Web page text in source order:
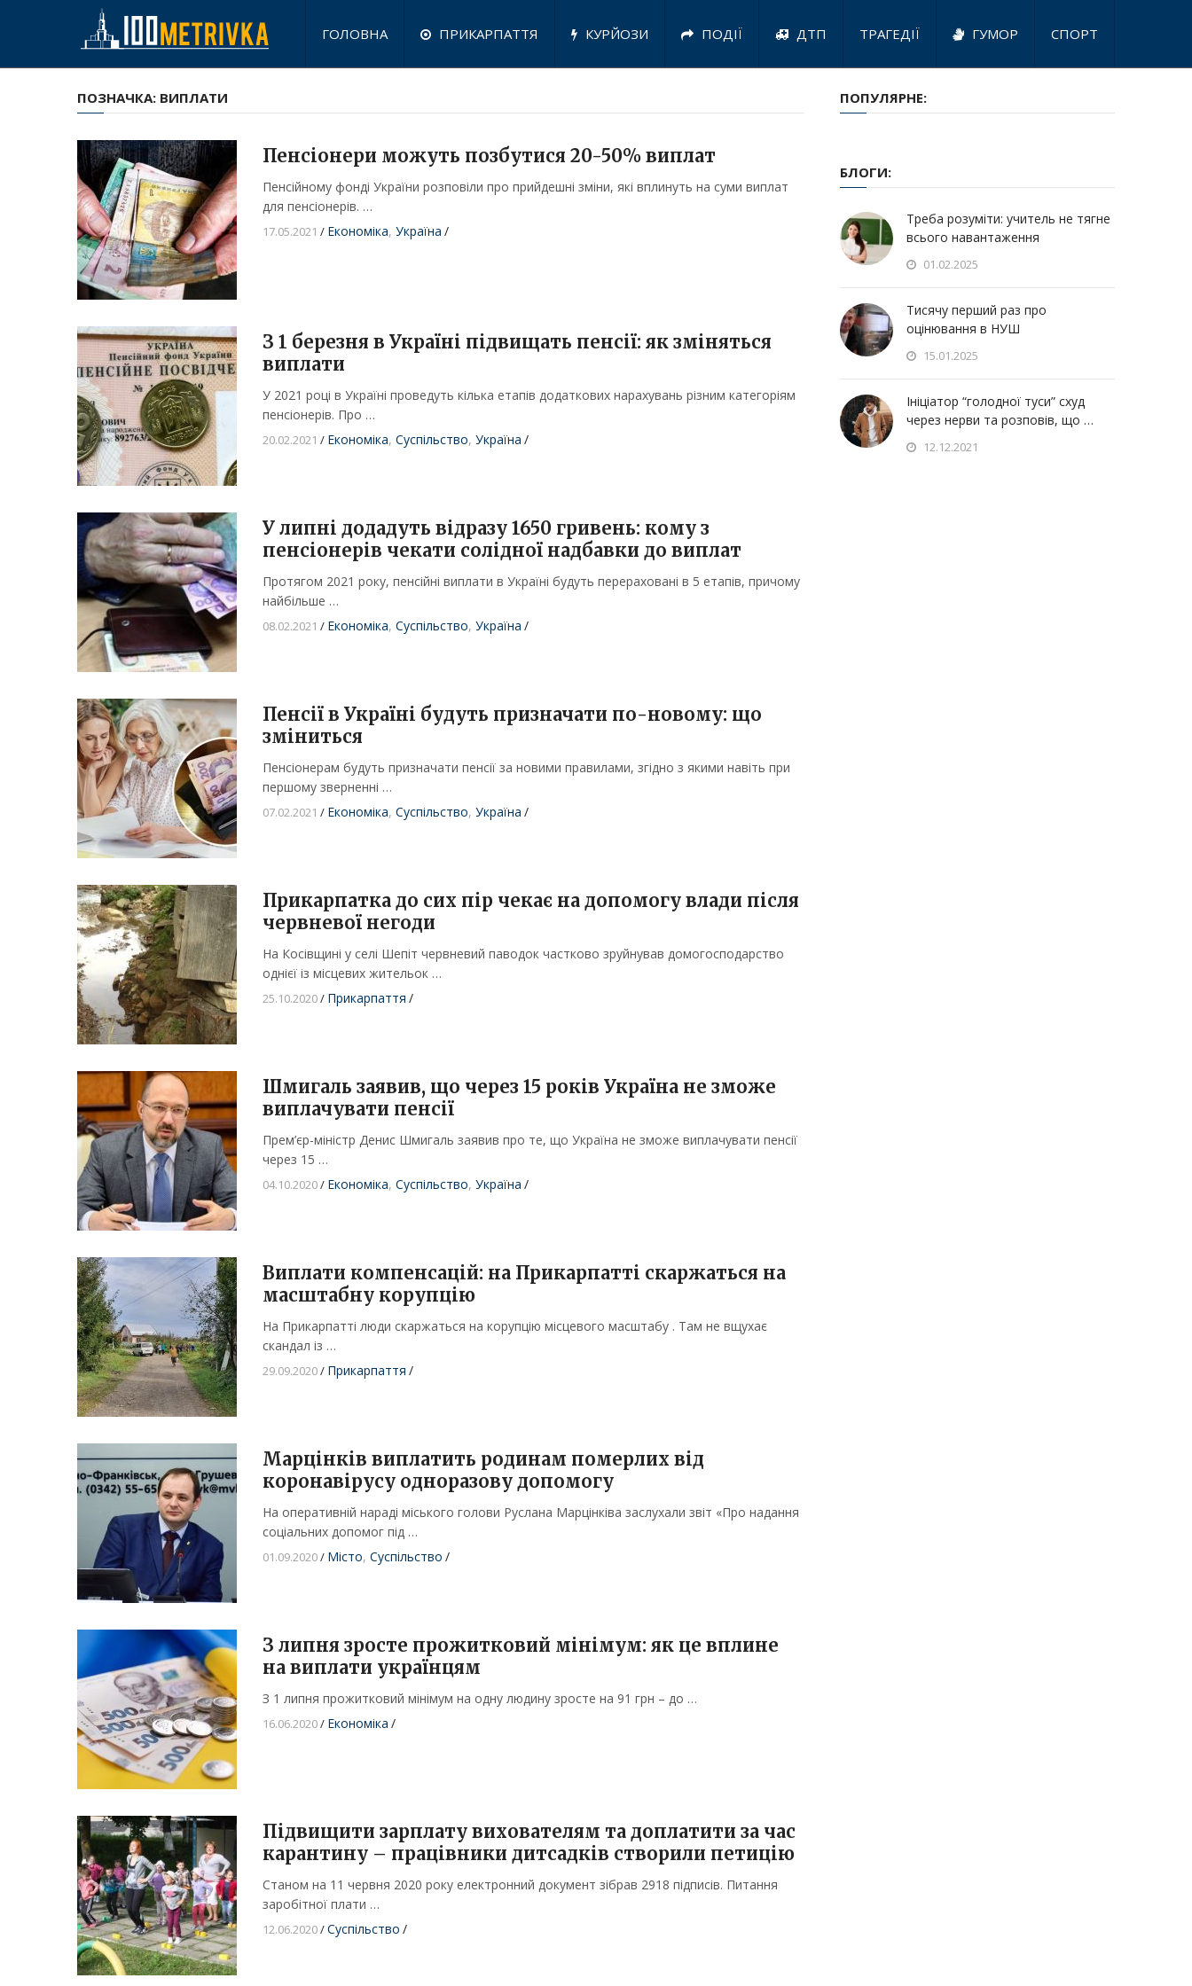
ГОЛОВНА ПРИКАРПАТТЯ КУРЙОЗИ ПОДІЇ ДТП ТРАГЕДІЇ ГУМОР СПОРТ
ПОЗНАЧКА: ВИПЛАТИ
Пенсіонери можуть позбутися 20-50% виплат
Пенсійному фонді України розповіли про прийдешні зміни, які вплинуть на суми виплат
для пенсіонерів. …
17.05.2021 / Економіка, Україна /
З 1 березня в Україні підвищать пенсії: як зміняться
виплати
У 2021 році в Україні проведуть кілька етапів додаткових нарахувань різним категоріям
пенсіонерів. Про …
20.02.2021 / Економіка, Суспільство, Україна /
У липні додадуть відразу 1650 гривень: кому з
пенсіонерів чекати солідної надбавки до виплат
Протягом 2021 року, пенсійні виплати в Україні будуть перераховані в 5 етапів, причому
найбільше …
08.02.2021 / Економіка, Суспільство, Україна /
Пенсії в Україні будуть призначати по-новому: що
зміниться
Пенсіонерам будуть призначати пенсії за новими правилами, згідно з якими навіть при
першому зверненні …
07.02.2021 / Економіка, Суспільство, Україна /
Прикарпатка до сих пір чекає на допомогу влади після
червневої негоди
На Косівщині у селі Шепіт червневий паводок частково зруйнував домогосподарство
однієї із місцевих жительок …
25.10.2020/ Прикарпаття /
Шмигаль заявив, що через 15 років Україна не зможе
виплачувати пенсії
Прем’єр-міністр Денис Шмигаль заявив про те, що Україна не зможе виплачувати пенсії
через 15 …
04.10.2020/ Економіка, Суспільство, Україна /
Виплати компенсацій: на Прикарпатті скаржаться на
масштабну корупцію
На Прикарпатті люди скаржаться на корупцію місцевого масштабу . Там не вщухає
скандал із …
29.09.2020/ Прикарпаття /
Марцінків виплатить родинам померлих від
коронавірусу одноразову допомогу
На оперативній нараді міського голови Руслана Марцінківа заслухали звіт «Про надання
соціальних допомог під …
01.09.2020/ Місто, Суспільство /
З липня зросте прожитковий мінімум: як це вплине
на виплати українцям
З 1 липня прожитковий мінімум на одну людину зросте на 91 грн – до …
16.06.2020/ Економіка /
Підвищити зарплату вихователям та доплатити за час
карантину – працівники дитсадків створили петицію
Станом на 11 червня 2020 року електронний документ зібрав 2918 підписів. Питання
заробітної плати …
12.06.2020/Суспільство /
ПОПУЛЯРНЕ:
БЛОГИ:
Треба розуміти: учитель не тягне
всього навантаження
01.02.2025
Тисячу перший раз про
оцінювання в НУШ
15.01.2025
Ініціатор “голодної туси” схуд
через нерви та розповів, що …
12.12.2021